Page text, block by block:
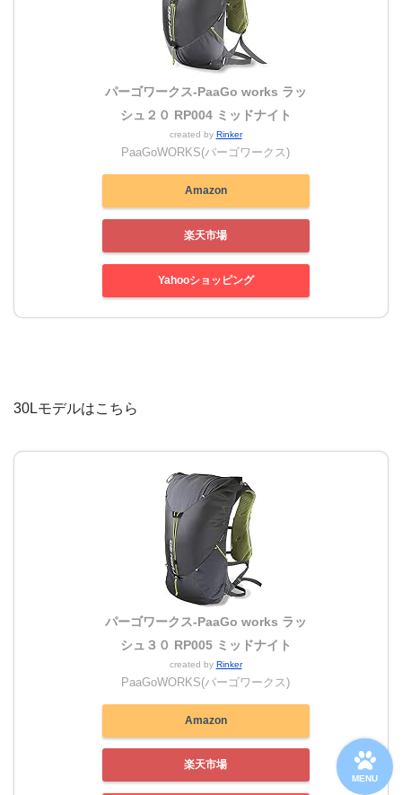
パーゴワークス-PaaGo works ラッ
シュ２０ RP004 ミッドナイト
created by Rinker
PaaGoWORKS(パーゴワークス)
Amazon
楽天市場
Yahooショッピング
30Lモデルはこちら
パーゴワークス-PaaGo works ラッ
シュ３０ RP005 ミッドナイト
created by Rinker
PaaGoWORKS(パーゴワークス)
Amazon
楽天市場
MENU